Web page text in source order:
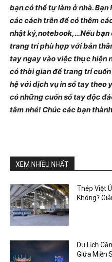
bạn có thể tự làm ở nhà.
các cách trên để có thêm
nhật ký,notebook,…Nếu
trang trí phù hợp với bản
tay ngay vào việc thực hiện
có thời gian để trang trí
hệ với dịch vụ in sổ tay theo
có những cuốn sổ tay độc
tâm nhé! Chúc các bạn
XEM NHIỀU NHẤT
Thép Việt
Không?
Du Lịch
Giữa Miền